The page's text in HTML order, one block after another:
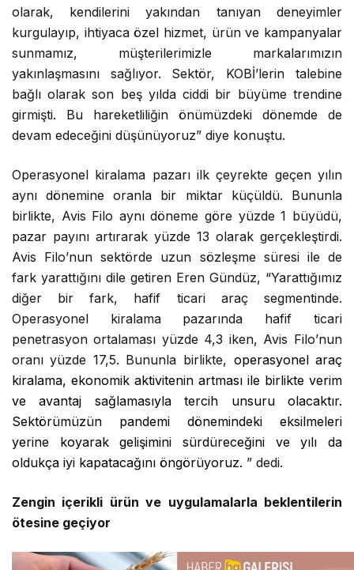
olarak, kendilerini yakından tanıyan deneyimler
kurgulayıp, ihtiyaca özel hizmet, ürün ve kampanyalar
sunmamız, müşterilerimizle markalarımızın
yakınlaşmasını sağlıyor. Sektör, KOBİ’lerin talebine
bağlı olarak son beş yılda ciddi bir büyüme trendine
girmişti. Bu hareketliliğin önümüzdeki dönemde de
devam edeceğini düşünüyoruz” diye konuştu.
Operasyonel kiralama pazarı ilk çeyrekte geçen yılın
aynı dönemine oranla bir miktar küçüldü. Bununla
birlikte, Avis Filo aynı döneme göre yüzde 1 büyüdü,
pazar payını artırarak yüzde 13 olarak gerçekleştirdi.
Avis Filo’nun sektörde uzun sözleşme süresi ile de
fark yarattığını dile getiren Eren Gündüz, “Yarattığımız
diğer bir fark, hafif ticari araç segmentinde.
Operasyonel kiralama pazarında hafif ticari
penetrasyon ortalaması yüzde 4,3 iken, Avis Filo’nun
oranı yüzde 17,5. Bununla birlikte, operasyonel araç
kiralama, ekonomik aktivitenin artması ile birlikte verim
ve avantaj sağlamasıyla tercih unsuru olacaktır.
Sektörümüzün pandemi dönemindeki eksilmeleri
yerine koyarak gelişimini sürdüreceğini ve yılı da
oldukça iyi kapatacağını öngörüyoruz. ” dedi.
Zengin içerikli ürün ve uygulamalarla beklentilerin
ötesine geçiyor